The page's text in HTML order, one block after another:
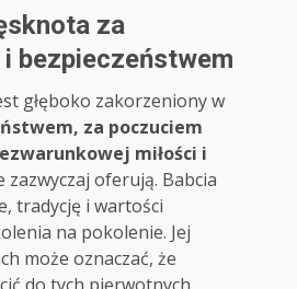
za
bezpieczeństwem
głęboko zakorzeniony w
za poczuciem
miłości i
zazwyczaj oferują. Babcia
tradycję i wartości
na pokolenie. Jej
może oznaczać, że